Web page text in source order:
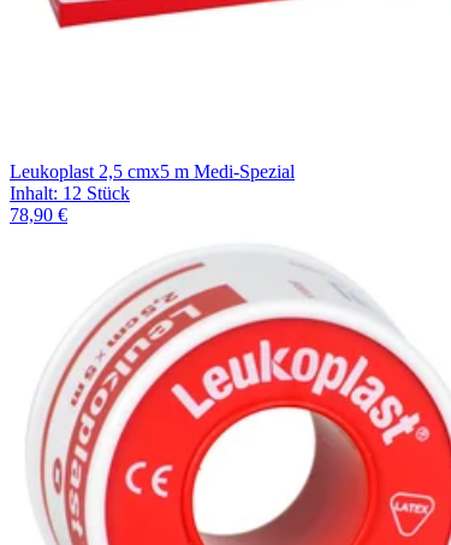
Leukoplast 2,5 cmx5 m Medi-Spezial
Inhalt: 12 Stück
78,90 €